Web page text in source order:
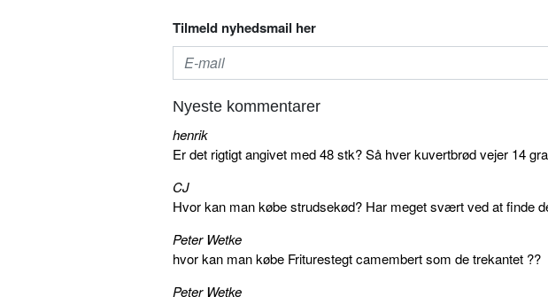
Tilmeld nyhedsmail her
Nyeste kommentarer
henrik
Er det rigtigt angivet med 48 stk? Så hver kuvertbrød vejer 14
CJ
Hvor kan man købe strudsekød? Har meget svært ved at finde
Peter Wetke
hvor kan man købe Friturestegt camembert som de trekantet ??
Peter Wetke